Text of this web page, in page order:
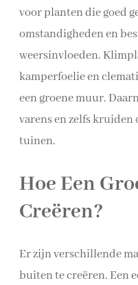
voor planten die goed
omstandigheden en
weersinvloeden.
kamperfoelie en
een groene muur.
varens en zelfs
tuinen.
Hoe Een
Creëren?
Er zijn verschillende
buiten te creëren. Een